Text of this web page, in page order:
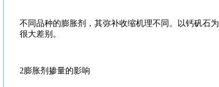
不同品种的膨胀剂，其弥补收缩机理不同。以钙矾石为
很大差别。
2膨胀剂掺量的影响